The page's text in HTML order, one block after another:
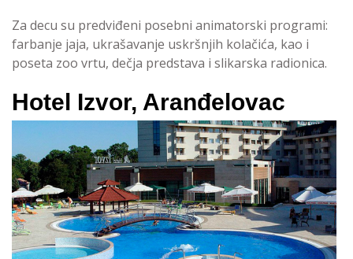
Za decu su predviđeni posebni animatorski programi:
farbanje jaja, ukrašavanje uskršnjih kolačića, kao i
poseta zoo vrtu, dečja predstava i slikarska radionica.
Hotel Izvor, Aranđelovac